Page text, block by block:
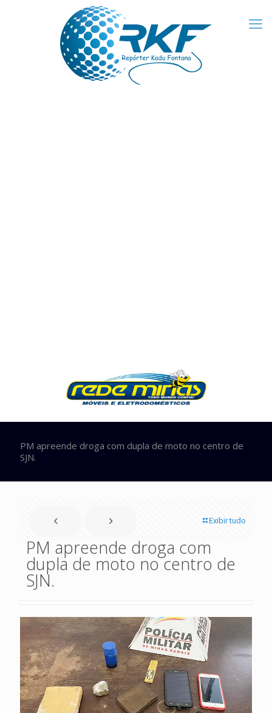
PM apreende droga com dupla de moto no centro de
SJN.
Exibir tudo
PM apreende droga com
dupla de moto no centro de
SJN.